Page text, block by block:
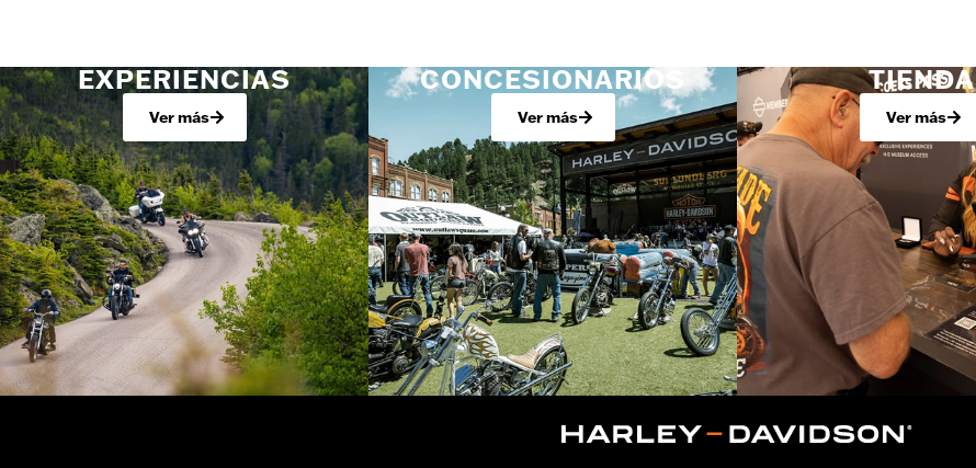
EXPERIENCIAS
Ver más
CONCESIONARIOS
Ver más
TIENDA
Ver más